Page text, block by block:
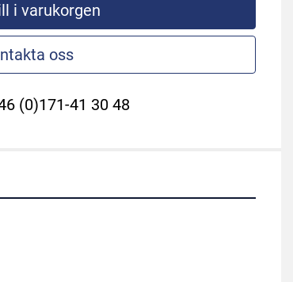
i varukorgen
oss
(0)171-41 30 48